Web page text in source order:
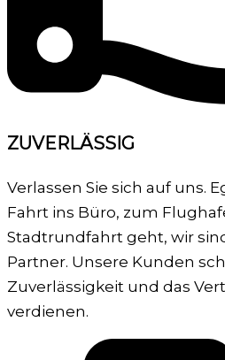
ZUVERLÄSSIG
Verlassen Sie sich auf uns.
Fahrt ins Büro, zum
Stadtrundfahrt geht, wir
Partner. Unsere Kunden
Zuverlässigkeit und das
verdienen.